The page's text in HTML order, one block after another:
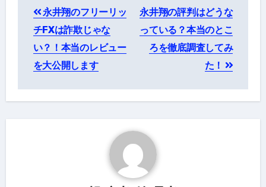
稿
ナ
ビ
ゲ
永井翔のフリーリッ
チFXは詐欺じゃな
い？！本当のレビュー
を大公開します
永井翔の評判はどうな
っている？本当のとこ
ろを徹底調査してみ
た！